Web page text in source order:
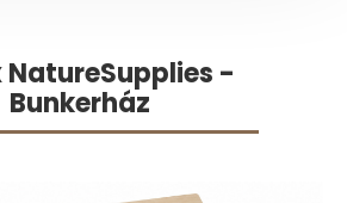
NatureSupplies -
Bunkerház